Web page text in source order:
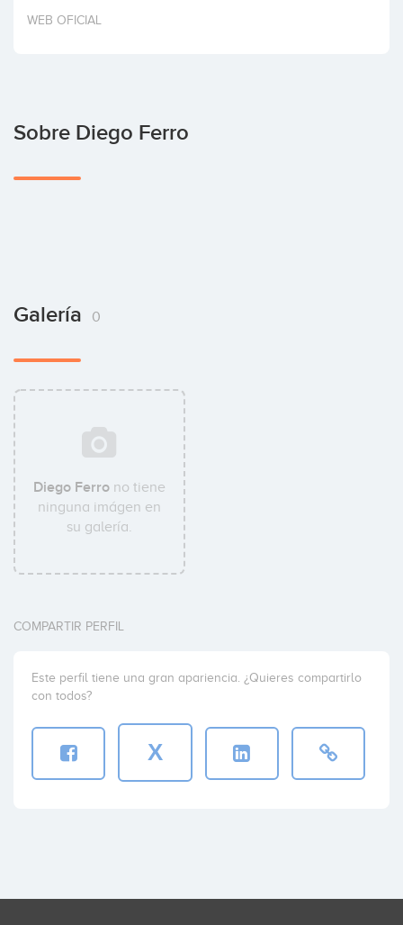
Invertir
WEB OFICIAL
Sobre Diego Ferro
Galería 0
Diego Ferro no tiene
ninguna imágen en
su galería.
COMPARTIR PERFIL
Este perfil tiene una gran apariencia. ¿Quieres compartirlo
con todos?
X